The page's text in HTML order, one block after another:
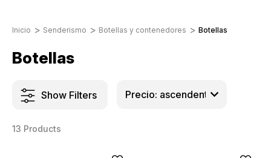
Inicio Senderismo Botellas y contenedores Botellas
Botellas
Show Filters
13 Products